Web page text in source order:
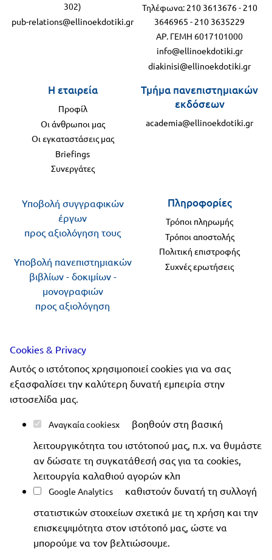
Τηλέφωνα: 210 3613676- 210
3646965 - 210 3635229
ΑΡ. ΓΕΜΗ 6017101000
info@ellinoekdotiki.gr
diakinisi@ellinoekdotiki.gr
Η εταιρεία
Προφίλ
Οι άνθρωποι μας
Οι εγκαταστάσεις μας
Briefings
Συνεργάτες
302)
pub-relations@ellinoekdotiki.gr
Τμήμα πανεπιστημιακών
εκδόσεων
academia@ellinoekdotiki.gr
Πληροφορίες
Τρόποι πληρωμής
Τρόποι αποστολής
Πολιτική επιστροφής
Συχνές ερωτήσεις
Υποβολή συγγραφικών
έργων
προς αξιολόγηση τους
Υποβολή πανεπιστημιακών
βιβλίων - δοκιμίων -
μονογραφιών
προς αξιολόγηση
reserved| Όροι χρήσης | Προστασία δεδομένων
Ασφάλεια συναλλαγών
Cookies & Privacy
Αυτός ο ιστότοπος χρησιμοποιεί cookies για να σας
εξασφαλίσει την καλύτερη δυνατή εμπειρία στην
ιστοσελίδα μας.
Αναγκαία cookies
βοηθούν στη βασική
λειτουργικότητα του ιστότοπού μας, π.χ. να θυμάστε
αν δώσατε τη συγκατάθεσή σας για τα cookies,
λειτουργία καλαθιού αγορών κλπ
Google Analytics
καθιστούν δυνατή τη συλλογή
στατιστικών στοιχείων σχετικά με τη χρήση και την
επισκεψιμότητα στον ιστότοπό μας, ώστε να
μπορούμε να τον βελτιώσουμε.